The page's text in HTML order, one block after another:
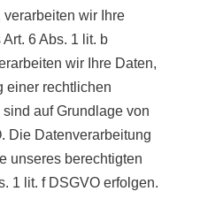
wir Ihre
6 Abs. 1 lit. b
wir Ihre Daten,
einer rechtlichen
auf Grundlage von
Die Datenverarbeitung
unseres berechtigten
1 lit. f DSGVO erfolgen.